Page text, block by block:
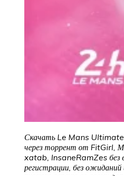
Скачать Le Mans Ultimate
через торрент от FitGirl,
xatab, InsaneRamZes без
регистрации, без